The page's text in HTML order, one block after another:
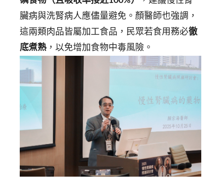
臟病與洗腎病人應儘量避免。顏醫師也強調，
這兩類肉品皆屬加工食品，民眾若食用務必徹
底煮熟，以免增加食物中毒風險。